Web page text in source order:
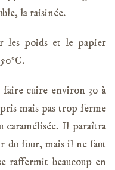
la raisinée.
les poids et le papier
faire cuire environ 30 à
mais pas trop ferme
caramélisée. Il paraîtra
du four, mais il ne faut
raffermit beaucoup en